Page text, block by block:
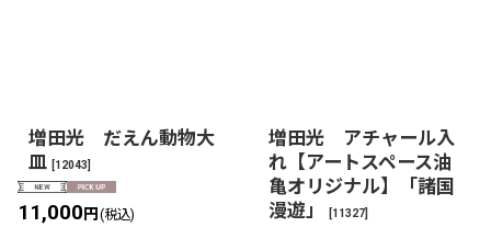
増田光 だえん動物大
皿 [12043]
11,000円 (税込)
増田光 アチャール入
れ【アートスペース油
亀オリジナル】「諸国
漫遊」
[11327]